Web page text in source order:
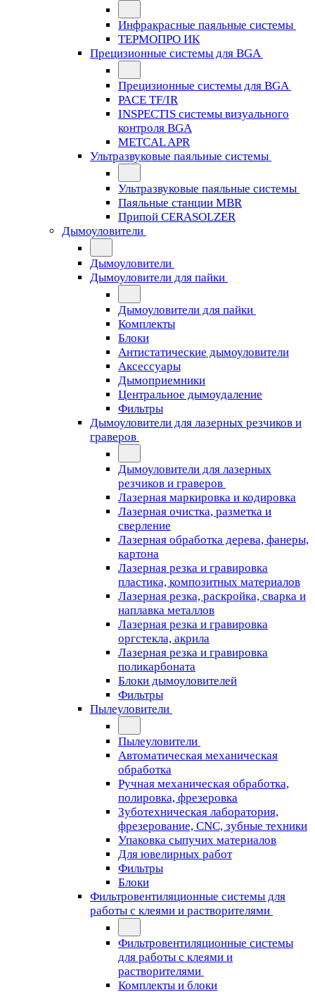
Инфракрасные паяльные системы
ТЕРМОПРО ИК
Прецизионные системы для BGA
Прецизионные системы для BGA
PACE TF/IR
INSPECTIS системы визуального
контроля BGA
METCAL APR
Ультразвуковые паяльные системы
Ультразвуковые паяльные системы
Паяльные станции MBR
Припой CERASOLZER
Дымоуловители
Дымоуловители
Дымоуловители для пайки
Дымоуловители для пайки
Комплекты
Блоки
Антистатические дымоуловители
Аксессуары
Дымоприемники
Центральное дымоудаление
Фильтры
Дымоуловители для лазерных резчиков и
граверов
Дымоуловители для лазерных
резчиков и граверов
Лазерная маркировка и кодировка
Лазерная очистка, разметка и
сверление
Лазерная обработка дерева, фанеры,
картона
Лазерная резка и гравировка
пластика, композитных материалов
Лазерная резка, раскройка, сварка и
наплавка металлов
Лазерная резка и гравировка
оргстекла, акрила
Лазерная резка и гравировка
поликарбоната
Блоки дымоуловителей
Фильтры
Пылеуловители
Пылеуловители
Автоматическая механическая
обработка
Ручная механическая обработка,
полировка, фрезеровка
Зуботехническая лаборатория,
фрезерование, CNC, зубные техники
Упаковка сыпучих материалов
Для ювелирных работ
Фильтры
Блоки
Фильтровентиляционные системы для
работы с клеями и растворителями
Фильтровентиляционные системы
для работы с клеями и
растворителями
Комплекты и блоки